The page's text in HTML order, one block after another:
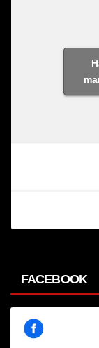
FACEBOOK